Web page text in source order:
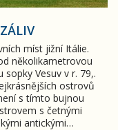
míst jižní Itálie.
několikametrovou
Vesuv v r. 79,.
ostrovů
s tímto bujnou
s četnými
antickými…